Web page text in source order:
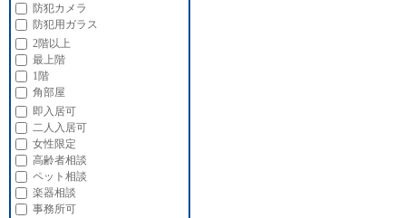
防犯カメラ
防犯用ガラス
2階以上
最上階
1階
角部屋
即入居可
二人入居可
女性限定
高齢者相談
ペット相談
楽器相談
事務所可